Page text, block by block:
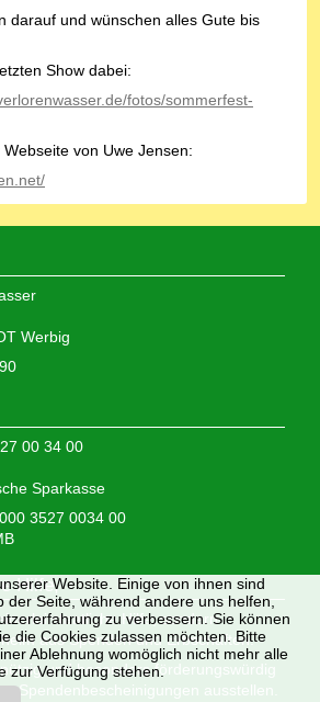
darauf und wünschen alles Gute bis
Show dabei:
fotos/sommerfest-
von Uwe Jensen:
Werbig
00 34 00
Sparkasse
3527 0034 00
Hilfe,
staatliche Hilfe, sondern
aus Spenden und Erbschaften.
und besonders förderungswürdig
Spendenbescheinigungen ausstellen.
Website. Einige von ihnen sind
der Seite, während andere uns helfen,
zu verbessern. Sie können
die Cookies zulassen möchten. Bitte
Ablehnung womöglich nicht mehr alle
zur Verfügung stehen.